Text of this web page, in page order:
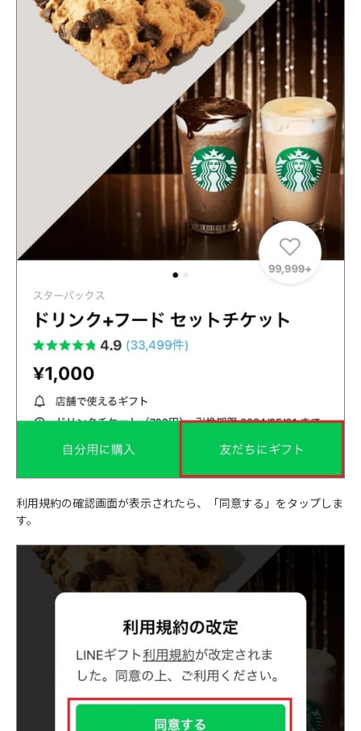
利用規約の確認画面が表示されたら、「同意する」をタップしま
す。